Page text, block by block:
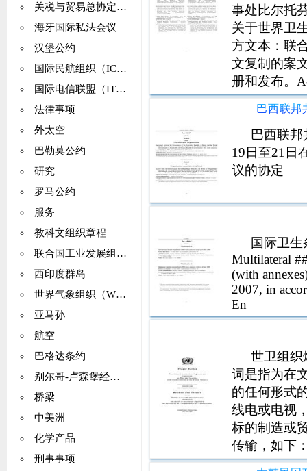
关税与贸易总协定（GATT）
海牙国际私法会议
汉堡公约
国际民航组织（ICAO）
国际电信联盟（ITU）
法律事项
外太空
巴勒莫公约
研究
罗马公约
服务
教科文组织章程
联合国工业发展组织（UNIDO）
西印度群岛
世界气象组织（WMO）
亚马孙
航空
巴格达条约
别尔哥-卢森堡经济联盟
桥梁
中美洲
化学产品
刑事事项
事处比尔托
关于世界卫
方文本：联
文复制的案
册和发布。
Organization
巴西联邦
19日至21日
议的协定
国际卫生
Multilateral
(with
2007, in
En
世卫组织
词是指为在
的任何形式
线电或电视
标的制造或
传输，如下
知识，或与